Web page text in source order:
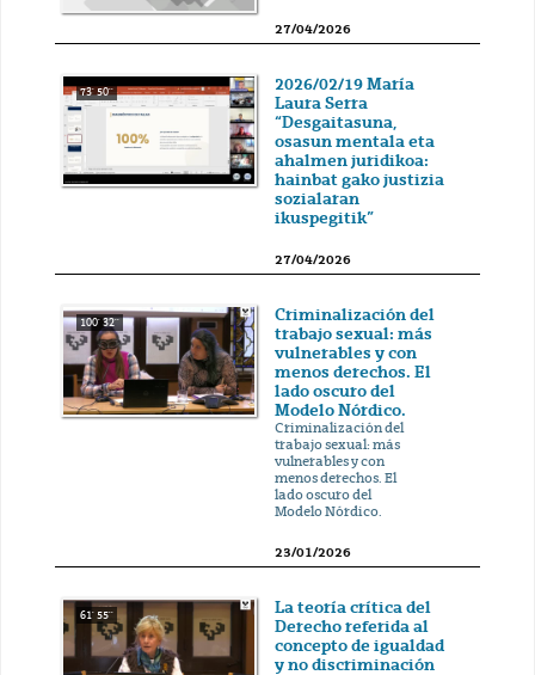
27/04/2026
73' 50''
2026/02/19 María
Laura Serra
“Desgaitasuna,
osasun mentala eta
ahalmen juridikoa:
hainbat gako justizia
sozialaran
ikuspegitik”
27/04/2026
100' 32''
Criminalización del
trabajo sexual: más
vulnerables y con
menos derechos. El
lado oscuro del
Modelo Nórdico.
Criminalización del
trabajo sexual: más
vulnerables y con
menos derechos. El
lado oscuro del
Modelo Nórdico.
23/01/2026
61' 55''
La teoría crítica del
Derecho referida al
concepto de igualdad
y no discriminación